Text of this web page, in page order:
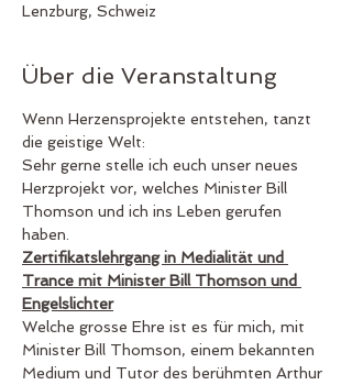
Lenzburg, Schweiz
Über die Veranstaltung
Wenn Herzensprojekte entstehen, tanzt
die geistige Welt:
Sehr gerne stelle ich euch unser neues
Herzprojekt vor, welches Minister Bill
Thomson und ich ins Leben gerufen
haben.
Zertifikatslehrgang in Medialität und
Trance mit Minister Bill Thomson und
Engelslichter
Welche grosse Ehre ist es für mich, mit
Minister Bill Thomson, einem bekannten
Medium und Tutor des berühmten Arthur